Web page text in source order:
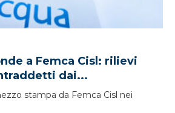
a Femca Cisl: rilievi
dai...
stampa da Femca Cisl nei